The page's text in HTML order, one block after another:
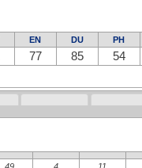
EN DU PH
77 85 54